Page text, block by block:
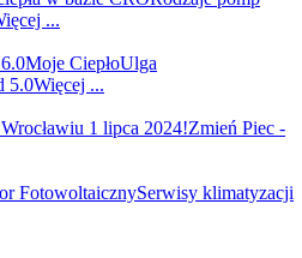
...
Moje CiepłoUlga
5.0Więcej ...
1 lipca 2024!Zmień Piec -
FotowoltaicznySerwisy klimatyzacji